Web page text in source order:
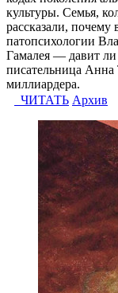
культуры. Семья,
рассказали,
патопсихологии
Гамалея — давит
писательница
миллиардера.
ЧИТАТЬ Архив